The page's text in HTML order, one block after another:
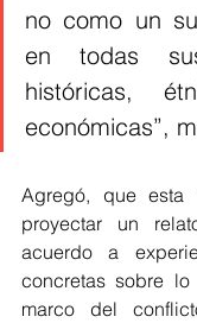
no como un
en todas
históricas,
económicas”,
Agregó, que esta
proyectar un
acuerdo a
concretas sobre
marco del